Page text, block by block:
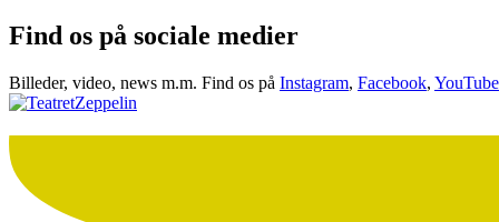
Find os på sociale medier
Billeder, video, news m.m. Find os på Instagram, Facebook, YouTube